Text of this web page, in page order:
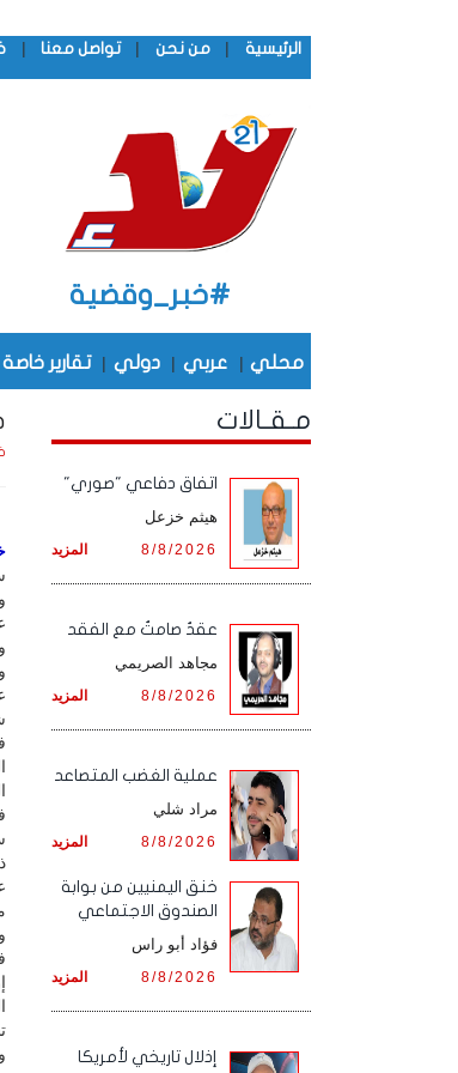
الرئيسية | من نحن | تواصل معنا |
#خبر_وقضية
محلي | عربي | دولي | تقارير خاصة
مـقـالات
اتفاق دفاعي "صوري"
هيثم خزعل
المزيد 8/8/2026
عقدٌ صامتٌ مع الفقد
مجاهد الصريمي
المزيد 8/8/2026
‏عملية الغضب المتصاعد
مراد شلي
المزيد 8/8/2026
خنق اليمنيين من بوابة
الصندوق الاجتماعي
فؤاد أبو راس
المزيد 8/8/2026
إذلال تاريخي لأمريكا